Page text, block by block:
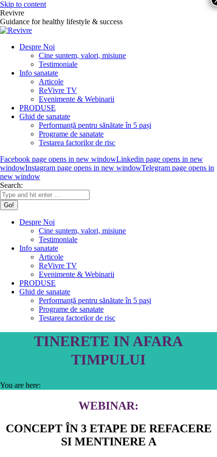
Skip to content
Revivre
Guidance for healthy lifestyle & success
Despre Noi
Cine suntem, valori, misiune
Testimoniale
Info sanatate
Articole
ReVivre TV
Evenimente & Webinarii
PRODUSE
Ghid de sanatate
Performanță pentru sănătate în 5 pași
Programe de sanatate
Testarea factorilor de risc
Facebook page opens in new windowLinkedin page opens in new
windowInstagram page opens in new windowTelegram page opens in
new window
Search:
Despre Noi
Cine suntem, valori, misiune
Testimoniale
Info sanatate
Articole
ReVivre TV
Evenimente & Webinarii
PRODUSE
Ghid de sanatate
Performanță pentru sănătate în 5 pași
Programe de sanatate
Testarea factorilor de risc
TINERETE IN AFARA
TIMPULUI
You are here:
WEBINAR:
CONCEPT ÎN 3 ETAPE DE REFACERE
SI MENTINERE A